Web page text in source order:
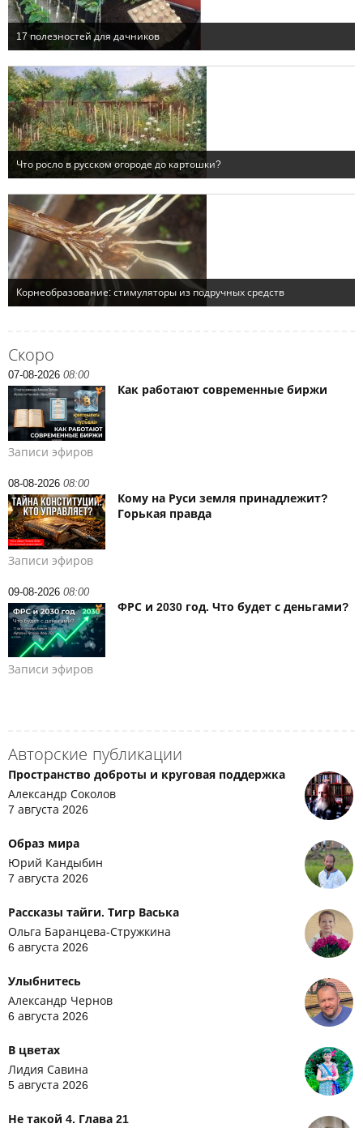
Скоро
07-08-2026 08:00
Как работают современные биржи
Записи эфиров
08-08-2026 08:00
Кому на Руси земля принадлежит?
Горькая правда
Записи эфиров
09-08-2026 08:00
ФРС и 2030 год. Что будет с деньгами?
Записи эфиров
Авторские публикации
Пространство доброты и круговая поддержка
Александр Соколов
7 августа 2026
Образ мира
Юрий Кандыбин
7 августа 2026
Рассказы тайги. Тигр Васька
Ольга Баранцева-Стружкина
6 августа 2026
Улыбнитесь
Александр Чернов
6 августа 2026
В цветах
Лидия Савина
5 августа 2026
Не такой 4. Глава 21